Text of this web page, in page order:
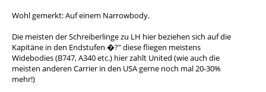
Wohl gemerkt: Auf einem Narrowbody.
Die meisten der Schreiberlinge zu LH hier beziehen sich auf die
Kapitäne in den Endstufen �?" diese fliegen meistens
Widebodies (B747, A340 etc.) hier zahlt United (wie auch die
meisten anderen Carrier in den USA gerne noch mal 20-30%
mehr!)